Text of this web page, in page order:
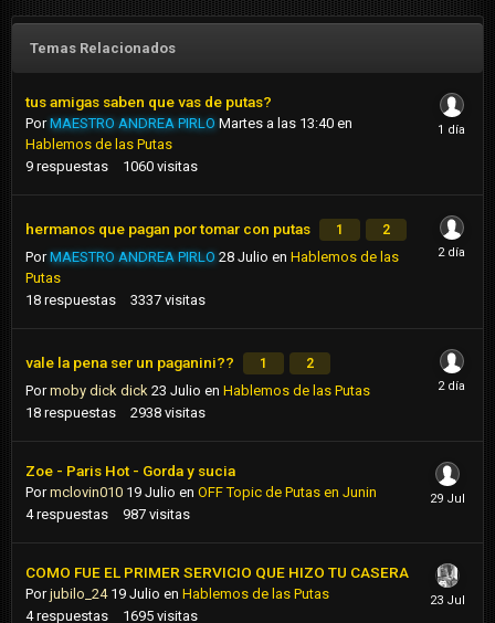
Temas Relacionados
tus amigas saben que vas de putas?
PorMAESTRO ANDREA PIRLO Martes a las 13:40 en
Hablemos de las Putas
9 respuestas 1060 visitas
hermanos que pagan por tomar con putas 1 2
PorMAESTRO ANDREA PIRLO 28 Julio en Hablemos de las
Putas
18 respuestas 3337 visitas
vale la pena ser un paganini?? 1 2
Pormoby dick dick 23 Julio en Hablemos de las Putas
18 respuestas 2938 visitas
Zoe - Paris Hot - Gorda y sucia
Pormclovin010 19 Julio en OFF Topic de Putas en Junin
4 respuestas 987 visitas
COMO FUE EL PRIMER SERVICIO QUE HIZO TU CASERA
Porjubilo_24 19 Julio en Hablemos de las Putas
4 respuestas 1695 visitas